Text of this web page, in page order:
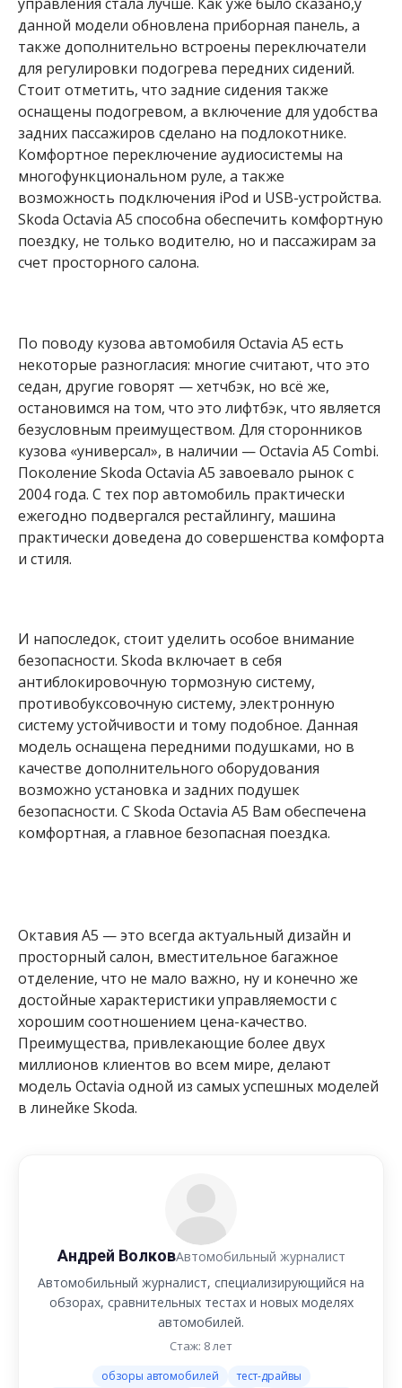
данной модели обновлена приборная панель, а
также дополнительно встроены переключатели
для регулировки подогрева передних сидений.
Стоит отметить, что задние сидения также
оснащены подогревом, а включение для удобства
задних пассажиров сделано на подлокотнике.
Комфортное переключение аудиосистемы на
многофункциональном руле, а также
возможность подключения iPod и USB-устройства.
Skoda Octavia A5 способна обеспечить комфортную
поездку, не только водителю, но и пассажирам за
счет просторного салона.
По поводу кузова автомобиля Octavia A5 есть
некоторые разногласия: многие считают, что это
седан, другие говорят — хетчбэк, но всё же,
остановимся на том, что это лифтбэк, что является
безусловным преимуществом. Для сторонников
кузова «универсал», в наличии — Octavia A5 Combi.
Поколение Skoda Octavia A5 завоевало рынок с
2004 года. С тех пор автомобиль практически
ежегодно подвергался рестайлингу, машина
практически доведена до совершенства комфорта
и стиля.
И напоследок, стоит уделить особое внимание
безопасности. Skoda включает в себя
антиблокировочную тормозную систему,
противобуксовочную систему, электронную
систему устойчивости и тому подобное. Данная
модель оснащена передними подушками, но в
качестве дополнительного оборудования
возможно установка и задних подушек
безопасности. С Skoda Octavia A5 Вам обеспечена
комфортная, а главное безопасная поездка.
Октавия А5 — это всегда актуальный дизайн и
просторный салон, вместительное багажное
отделение, что не мало важно, ну и конечно же
достойные характеристики управляемости с
хорошим соотношением цена-качество.
Преимущества, привлекающие более двух
миллионов клиентов во всем мире, делают
модель Octavia одной из самых успешных моделей
в линейке Skoda.
Андрей ВолковАвтомобильный журналист
Автомобильный журналист, специализирующийся на
обзорах, сравнительных тестах и новых моделях
автомобилей.
Стаж: 8 лет
обзоры автомобилей
тест-драйвы